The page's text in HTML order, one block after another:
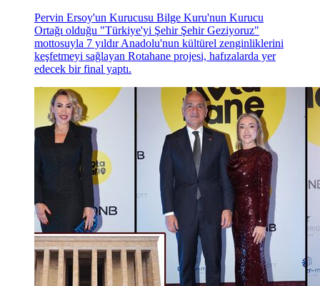
Pervin Ersoy'un Kurucusu Bilge Kuru'nun Kurucu
Ortağı olduğu "Türkiye'yi Şehir Şehir Geziyoruz"
mottosuyla 7 yıldır Anadolu'nun kültürel zenginliklerini
keşfetmeyi sağlayan Rotahane projesi, hafızalarda yer
edecek bir final yaptı.